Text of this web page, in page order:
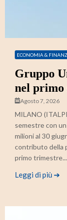
ECONOMIA &
Gruppo
nel primo
Agosto 7, 2026
MILANO
semestre con
milioni al 30
contributo della
primo trimestre...
Leggi di più ➔